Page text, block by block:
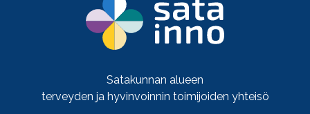
Satakunnan alueen
terveyden ja hyvinvoinnin toimijoiden yhteisö